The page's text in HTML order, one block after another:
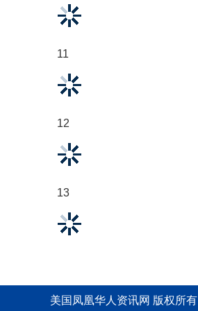
11
12
13
美国凤凰华人资讯网 版权所有